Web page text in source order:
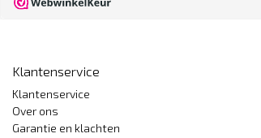
Klantenservice
Klantenservice
Over ons
Garantie en klachten